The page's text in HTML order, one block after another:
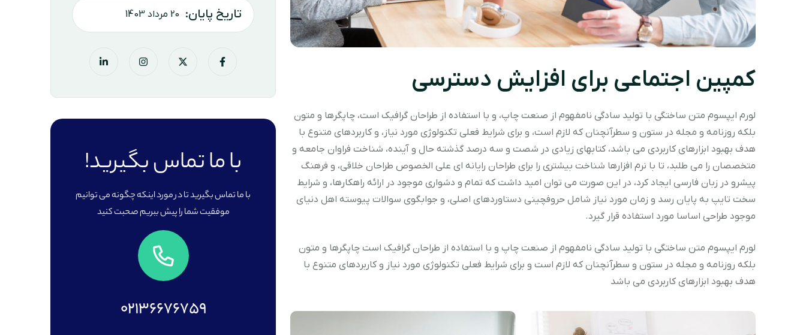
کمپین اجتماعی برای افزایش دسترسی
لورم ایپسوم متن ساختگی با تولید سادگی نامفهوم از صنعت چاپ، و با استفاده از طراحان گرافیک است، چاپگرها و متون
بلکه روزنامه و مجله در ستون و سطرآنچنان که لازم است، و برای شرایط فعلی تکنولوژی مورد نیاز، و کاربردهای متنوع با
هدف بهبود ابزارهای کاربردی می باشد، کتابهای زیادی در شصت و سه درصد گذشته حال و آینده، شناخت فراوان جامعه و
متخصصان را می طلبد، تا با نرم افزارها شناخت بیشتری را برای طراحان رایانه ای علی الخصوص طراحان خلاقی، و فرهنگ
پیشرو در زبان فارسی ایجاد کرد، در این صورت می توان امید داشت که تمام و دشواری موجود در ارائه راهکارها، و شرایط
سخت تایپ به پایان رسد و زمان مورد نیاز شامل حروفچینی دستاوردهای اصلی، و جوابگوی سوالات پیوسته اهل دنیای
موجود طراحی اساسا مورد استفاده قرار گیرد.
لورم ایپسوم متن ساختگی با تولید سادگی نامفهوم از صنعت چاپ و با استفاده از طراحان گرافیک است چاپگرها و متون
بلکه روزنامه و مجله در ستون و سطرآنچنان که لازم است و برای شرایط فعلی تکنولوژی مورد نیاز و کاربردهای متنوع با
هدف بهبود ابزارهای کاربردی می باشد
تاریخ پایان: 20 مرداد 1403
با ما تماس بگیرید!
با ما تماس بگیرید تا در مورد اینکه چگونه می توانیم
موفقیت شما را پیش ببریم صحبت کنید
02136676759